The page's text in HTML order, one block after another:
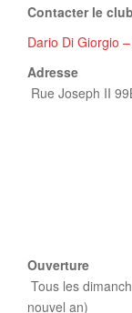
Contacter le club
Dario Di Giorgio
Adresse
Rue Joseph II
Ouverture
Tous les
nouvel an)